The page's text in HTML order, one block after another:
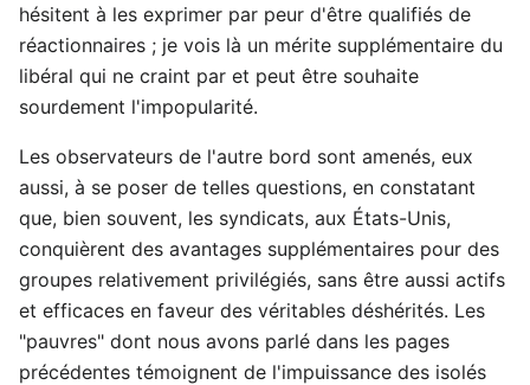
hésitent à les exprimer par peur d'être qualifiés de
réactionnaires ; je vois là un mérite supplémentaire du
libéral qui ne craint par et peut être souhaite
sourdement l'impopularité.
Les observateurs de l'autre bord sont amenés, eux
aussi, à se poser de telles questions, en constatant
que, bien souvent, les syndicats, aux États-Unis,
conquièrent des avantages supplémentaires pour des
groupes relativement privilégiés, sans être aussi actifs
et efficaces en faveur des véritables déshérités. Les
"pauvres" dont nous avons parlé dans les pages
précédentes témoignent de l'impuissance des isolés